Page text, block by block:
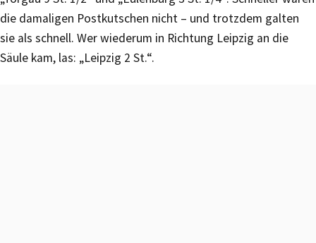
die damaligen Postkutschen nicht – und trotzdem galten
sie als schnell. Wer wiederum in Richtung Leipzig an die
Säule kam, las: „Leipzig 2 St.“.